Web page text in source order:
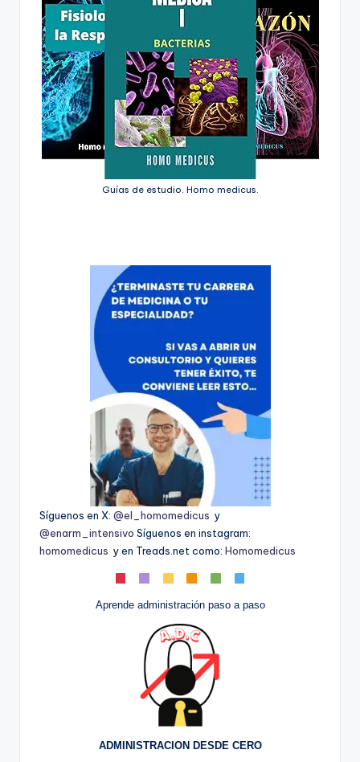
Guías de estudio. Homo medicus.
Síguenos en X: @el_homomedicus y
@enarm_intensivo Síguenos en instagram:
homomedicus y en Treads.net como: Homomedicus
Aprende administración paso a paso
ADMINISTRACION DESDE CERO